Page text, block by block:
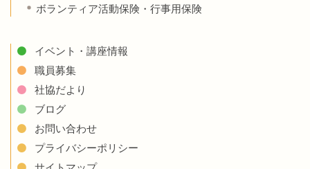
ボランティア活動保険・行事用保険
イベント・講座情報
職員募集
社協だより
ブログ
お問い合わせ
プライバシーポリシー